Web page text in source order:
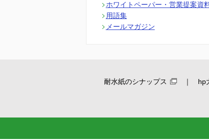
ホワイトペーパー・営業提案資
用語集
メールマガジン
耐水紙のシナップス hp